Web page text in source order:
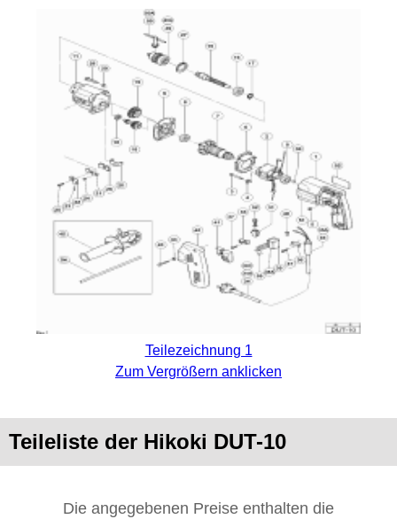
Teilezeichnung 1
Zum Vergrößern anklicken
Teileliste der Hikoki DUT-10
Die angegebenen Preise enthalten die